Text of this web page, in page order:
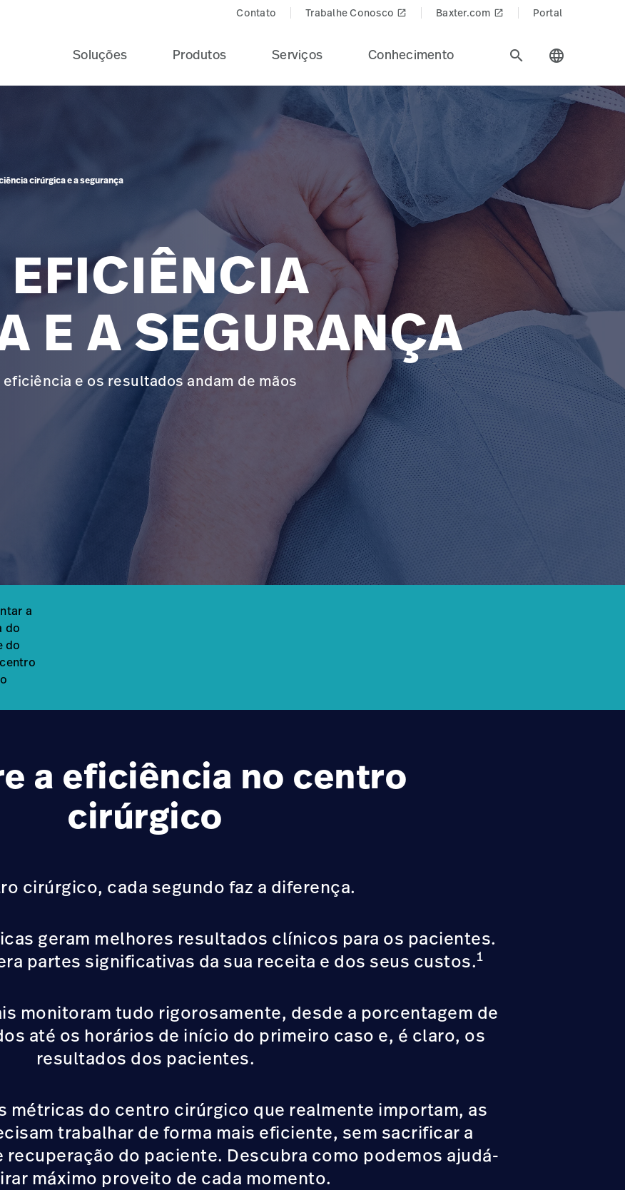
Contato Trabalhe Conosco launch Baxter.com launch Portal
Soluções Produtos Serviços Conhecimento search language
cirúrgica e a segurança
E A SEGURANÇA
e os resultados andam de mãos
a
do
do
a eficiência no centro
cirúrgico
cirúrgico, cada segundo faz a diferença.
geram melhores resultados clínicos para os pacientes.
partes significativas da sua receita e dos seus custos.1
monitoram tudo rigorosamente, desde a porcentagem de
até os horários de início do primeiro caso e, é claro, os
resultados dos pacientes.
métricas do centro cirúrgico que realmente importam, as
trabalhar de forma mais eficiente, sem sacrificar a
recuperação do paciente. Descubra como podemos ajudá-
máximo proveito de cada momento.